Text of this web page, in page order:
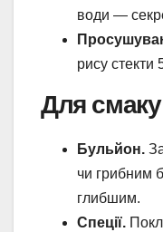
води —
рису стекти
Для смаку
Бульйон.
чи грибним
глибшим.
Спеції.